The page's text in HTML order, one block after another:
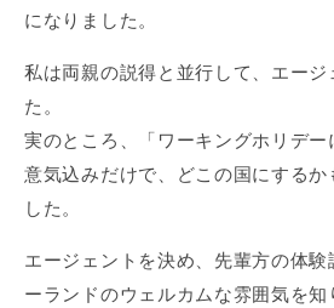
になりました。
私は両親の説得と並行して、エージ
た。
実のところ、「ワーキングホリデー
意気込みだけで、どこの国にする
した。
エージェントを決め、先輩方の体
ーランドのウェルカムな雰囲気を知